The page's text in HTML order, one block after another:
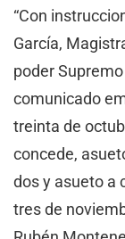
“Con
García,
poder
comunicado
treinta de
concede,
dos y asueto a
tres de